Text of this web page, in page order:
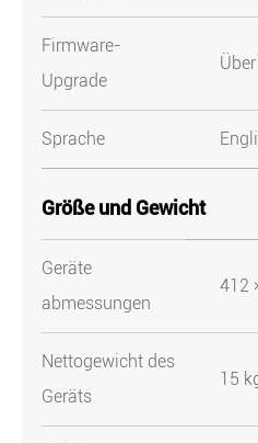
Firmware-
Upgrade
Sprache
Größe und Gewicht
Geräte
abmessungen
412
Nettogewicht des
Geräts
15